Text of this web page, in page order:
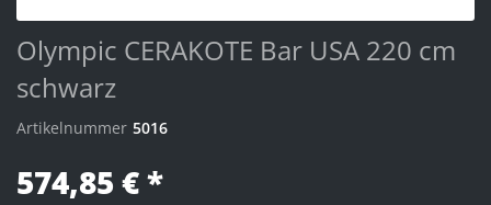
Olympic CERAKOTE Bar USA 220 cm
schwarz
Artikelnummer 5016
574,85 € *